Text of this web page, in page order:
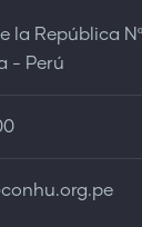
la República
- Perú